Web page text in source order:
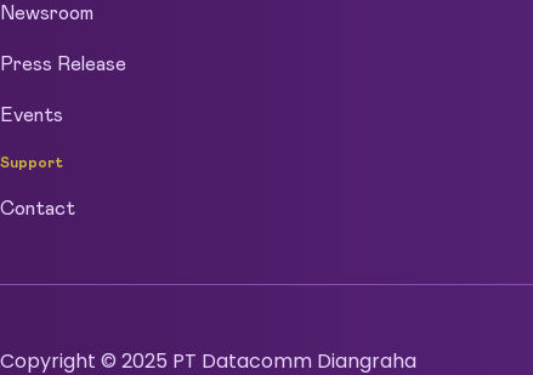
Newsroom
Press Release
Events
Support
Contact
Copyright © 2025 PT Datacomm Diangraha